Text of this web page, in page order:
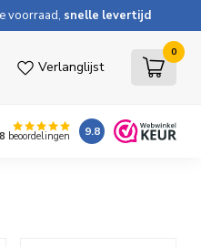
voorraad, snelle levertijd
Verlanglijst
0
beoordelingen 9.8